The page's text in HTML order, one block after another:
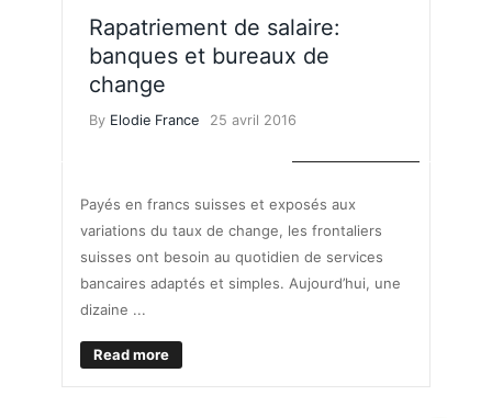
Rapatriement de salaire:
banques et bureaux de
change
By Elodie France 25 avril 2016
Payés en francs suisses et exposés aux
variations du taux de change, les frontaliers
suisses ont besoin au quotidien de services
bancaires adaptés et simples. Aujourd’hui, une
dizaine ...
Read more